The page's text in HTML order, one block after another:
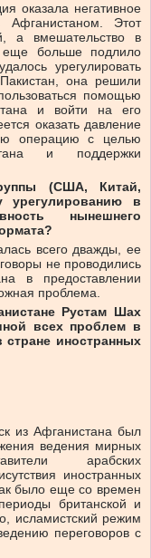
оказала негативное
Этот
а вмешательство в
еще больше подлило
урегулировать
она решили
помощью
и войти на его
оказать давление
операцию с целью
и поддержки
(США, Китай,
урегулированию в
нынешнего
всего дважды, ее
не проводились
в предоставлении
проблема.
Рустам Шах
всех проблем в
стране иностранных
из Афганистана был
ведения мирных
арабских
иностранных
было еще со времен
британской и
исламистский режим
переговоров с